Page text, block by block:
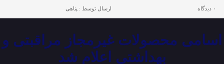
۰ دیدگاه ارسال توسط : پناهی
اسامی محصولات غیرمجاز مراقبتی و
بهداشتی اعلام شد